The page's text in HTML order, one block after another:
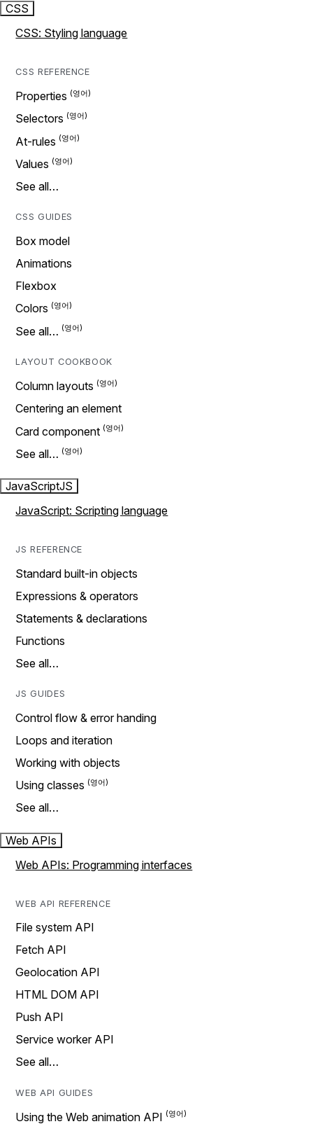
CSS
CSS: Styling language
CSS REFERENCE
Properties
Selectors
At-rules
Values
See all…
CSS GUIDES
Box model
Animations
Flexbox
Colors
See all…
LAYOUT COOKBOOK
Column layouts
Centering an element
Card component
See all…
JavaScriptJS
JavaScript: Scripting language
JS REFERENCE
Standard built-in objects
Expressions & operators
Statements & declarations
Functions
See all…
JS GUIDES
Control flow & error handing
Loops and iteration
Working with objects
Using classes
See all…
Web APIs
Web APIs: Programming interfaces
WEB API REFERENCE
File system API
Fetch API
Geolocation API
HTML DOM API
Push API
Service worker API
See all…
WEB API GUIDES
Using the Web animation API